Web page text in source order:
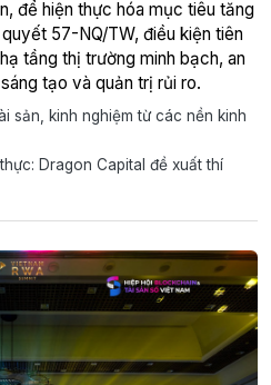
để hiện thực hóa mục tiêu tăng
57-NQ/TW, điều kiện tiên
tầng thị trường minh bạch, an
tạo và quản trị rủi ro.
sản, kinh nghiệm từ các nền kinh
Dragon Capital đề xuất thí